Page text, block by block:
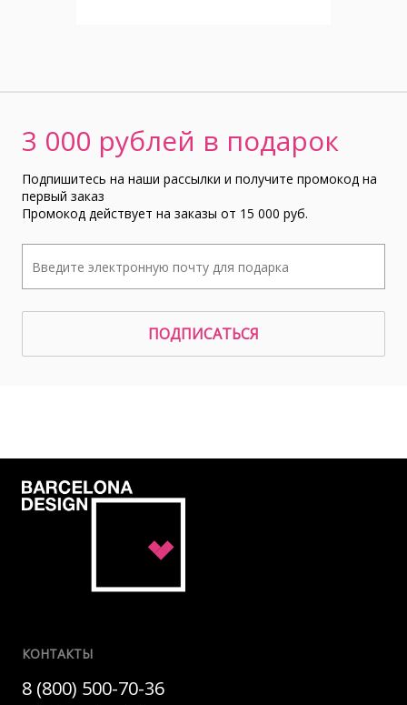
3 000 рублей в подарок
Подпишитесь на наши рассылки и получите промокод на
первый заказ
Промокод действует на заказы от 15 000 руб.
ПОДПИСАТЬСЯ
КОНТАКТЫ
8 (800) 500-70-36